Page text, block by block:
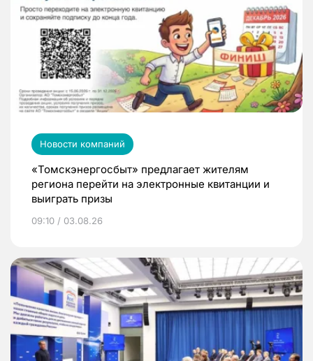
Новости компаний
«Томскэнергосбыт» предлагает жителям
региона перейти на электронные квитанции и
выиграть призы
09:10 / 03.08.26